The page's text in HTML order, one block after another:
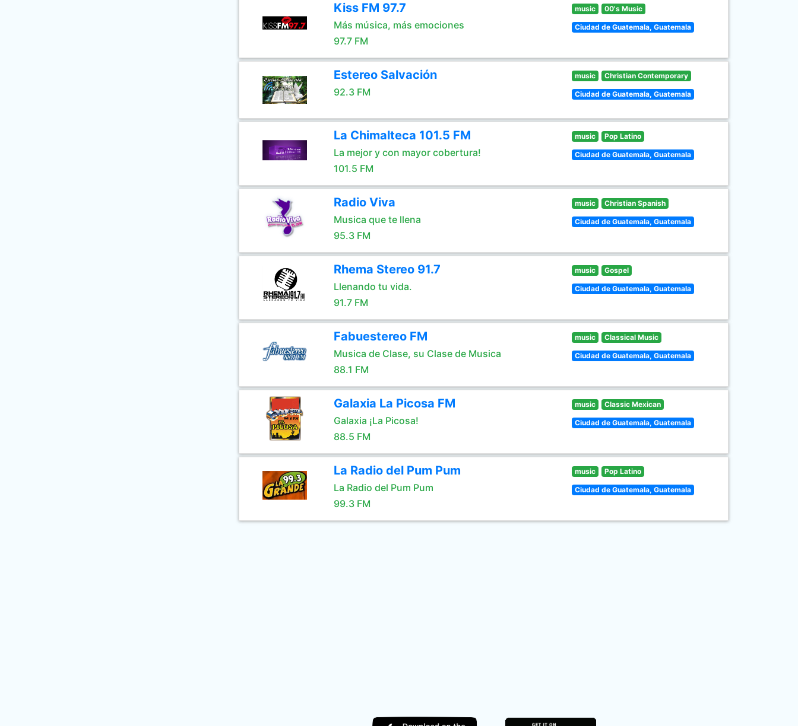
Kiss FM 97.7
Más música, más emociones
97.7 FM
music 00's Music
Ciudad de Guatemala, Guatemala
Estereo Salvación
92.3 FM
music Christian Contemporary
Ciudad de Guatemala, Guatemala
La Chimalteca 101.5 FM
La mejor y con mayor cobertura!
101.5 FM
music Pop Latino
Ciudad de Guatemala, Guatemala
Radio Viva
Musica que te llena
95.3 FM
music Christian Spanish
Ciudad de Guatemala, Guatemala
Rhema Stereo 91.7
Llenando tu vida.
91.7 FM
music Gospel
Ciudad de Guatemala, Guatemala
Fabuestereo FM
Musica de Clase, su Clase de Musica
88.1 FM
music Classical Music
Ciudad de Guatemala, Guatemala
Galaxia La Picosa FM
Galaxia ¡La Picosa!
88.5 FM
music Classic Mexican
Ciudad de Guatemala, Guatemala
La Radio del Pum Pum
La Radio del Pum Pum
99.3 FM
music Pop Latino
Ciudad de Guatemala, Guatemala